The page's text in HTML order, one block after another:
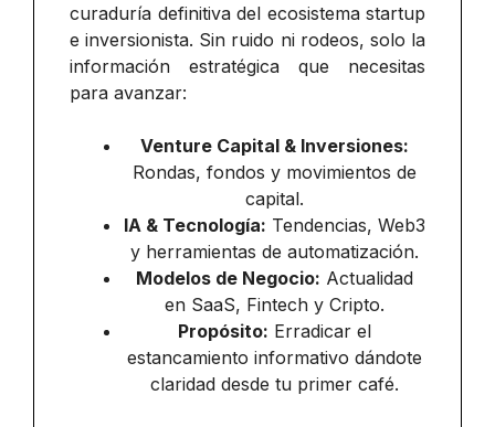
curaduría definitiva del ecosistema startup
e inversionista. Sin ruido ni rodeos, solo la
información estratégica que necesitas
para avanzar:
Venture Capital & Inversiones:
Rondas, fondos y movimientos de
capital.
IA & Tecnología: Tendencias, Web3
y herramientas de automatización.
Modelos de Negocio: Actualidad
en SaaS, Fintech y Cripto.
Propósito: Erradicar el
estancamiento informativo dándote
claridad desde tu primer café.